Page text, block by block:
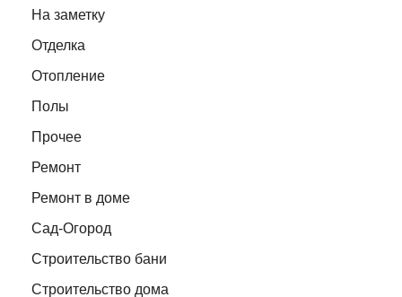
На заметку
Отделка
Отопление
Полы
Прочее
Ремонт
Ремонт в доме
Сад-Огород
Строительство бани
Строительство дома